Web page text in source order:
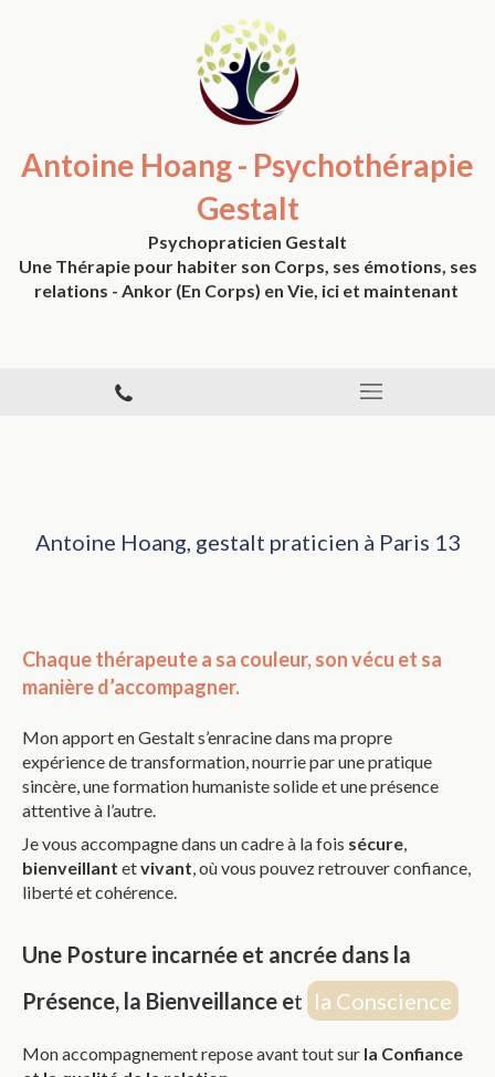
Antoine Hoang - Psychothérapie
Gestalt
Psychopraticien Gestalt
Une Thérapie pour habiter son Corps, ses émotions, ses
relations - Ankor (En Corps) en Vie, ici et maintenant
Antoine Hoang, gestalt praticien à Paris 13
Chaque thérapeute a sa couleur, son vécu et sa
manière d’accompagner.
Mon apport en Gestalt s’enracine dans ma propre
expérience de transformation, nourrie par une pratique
sincère, une formation humaniste solide et une présence
attentive à l’autre.
Je vous accompagne dans un cadre à la fois sécure,
bienveillant etvivant, où vous pouvez retrouver confiance,
liberté et cohérence.
Une Posture incarnée et ancrée dans la
Présence, la Bienveillance et la Conscience
Mon accompagnement repose avant tout sur la Confiance